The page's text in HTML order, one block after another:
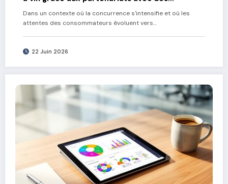
producteurs locaux
Dans un contexte où la concurrence s'intensifie et où les
attentes des consommateurs évoluent vers…
22 Juin 2026